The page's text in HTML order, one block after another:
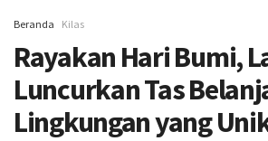
Beranda Kilas
Rayakan Hari Bumi,
Luncurkan Tas
Lingkungan yang